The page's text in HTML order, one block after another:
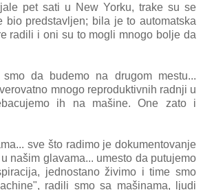
pet sati u New Yorku, trake su se
bio predstavljen; bila je to automatska
radili i oni su to mogli mnogo bolje da
smo da budemo na drugom mestu...
mnogo reproduktivnih radnji u
ih na mašine. One zato i
sve što radimo je dokumentovanje
našim glavama... umesto da putujemo
jednostano živimo i time smo
radili smo sa mašinama, ljudi